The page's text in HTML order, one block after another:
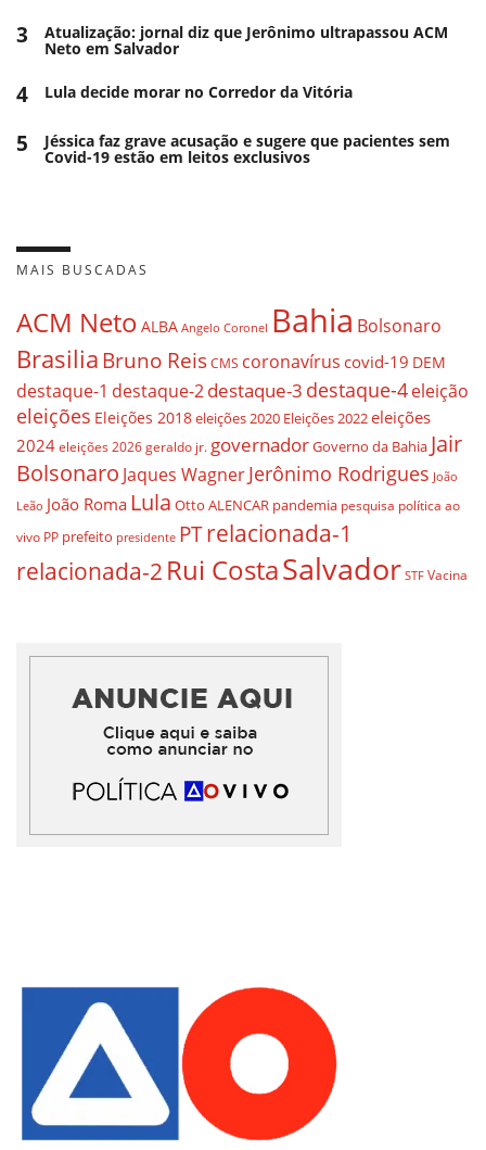
3 Atualização: jornal diz que Jerônimo ultrapassou ACM
Neto em Salvador
4 Lula decide morar no Corredor da Vitória
5 Jéssica faz grave acusação e sugere que pacientes sem
Covid-19 estão em leitos exclusivos
MAIS BUSCADAS
ACM Neto ALBA Angelo Coronel Bahia Bolsonaro
BrasiliaBruno ReisCMS coronavírus covid-19 DEM
destaque-1 destaque-2destaque-3 destaque-4eleição
eleições Eleições 2018eleições 2020 Eleições 2022eleições
2024 eleições 2026 geraldo jr. governadorGoverno da Bahia Jair
Bolsonaro Jaques WagnerJerônimo Rodrigues João
Leão João Roma Lula Otto ALENCAR pandemia pesquisa política ao
vivo PP prefeito presidente PTrelacionada-1
relacionada-2 Rui CostaSalvador STF Vacina